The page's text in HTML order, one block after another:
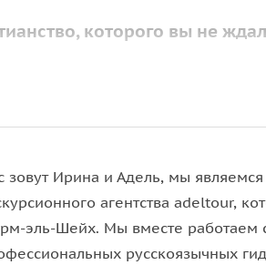
которого вы не
Здесь привычные для вас
Египте. Время — 30 минут, но
Главная жемчужина — мечеть Эль
это застывшее величие.
зовут Ирина и Адель, мы
агентства adeltour,
эль-Шейх. Мы вместе работаем
русскоязычных